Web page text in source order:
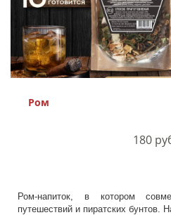
Ром
180
Ром-напиток, в котором
путешествий и пиратских бунтов.